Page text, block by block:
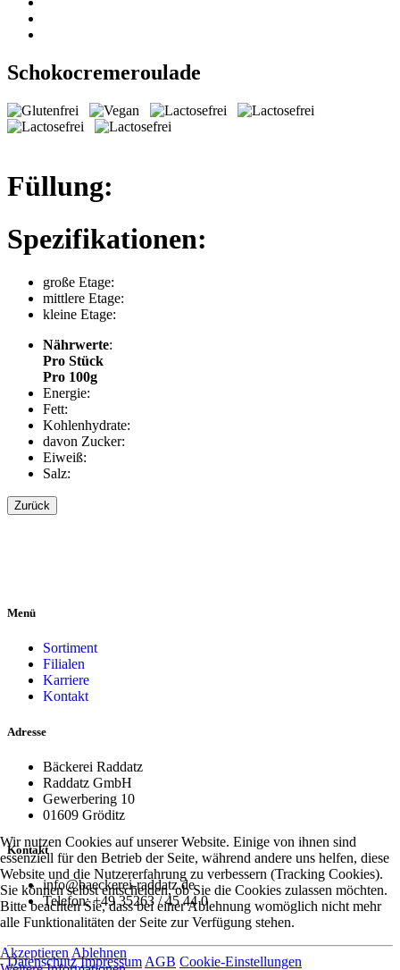
Schokocremeroulade
Füllung:
Spezifikationen:
große Etage:
mittlere Etage:
kleine Etage:
Nährwerte:
Pro Stück
Pro 100g
Energie:
Fett:
Kohlenhydrate:
davon Zucker:
Eiweiß:
Salz:
Zurück
Menü
Sortiment
Filialen
Karriere
Kontakt
Adresse
Bäckerei Raddatz
Raddatz GmbH
Gewerbering 10
01609 Gröditz
Kontakt
info@baeckerei-raddatz.de
Telefon: +49 35263 / 45 44 0
Datenschutz Impressum AGB Cookie-Einstellungen
Wir nutzen Cookies auf unserer Website. Einige von ihnen sind
essenziell für den Betrieb der Seite, während andere uns helfen, diese
Website und die Nutzererfahrung zu verbessern (Tracking Cookies).
Sie können selbst entscheiden, ob Sie die Cookies zulassen möchten.
Bitte beachten Sie, dass bei einer Ablehnung womöglich nicht mehr
alle Funktionalitäten der Seite zur Verfügung stehen.
Akzeptieren Ablehnen